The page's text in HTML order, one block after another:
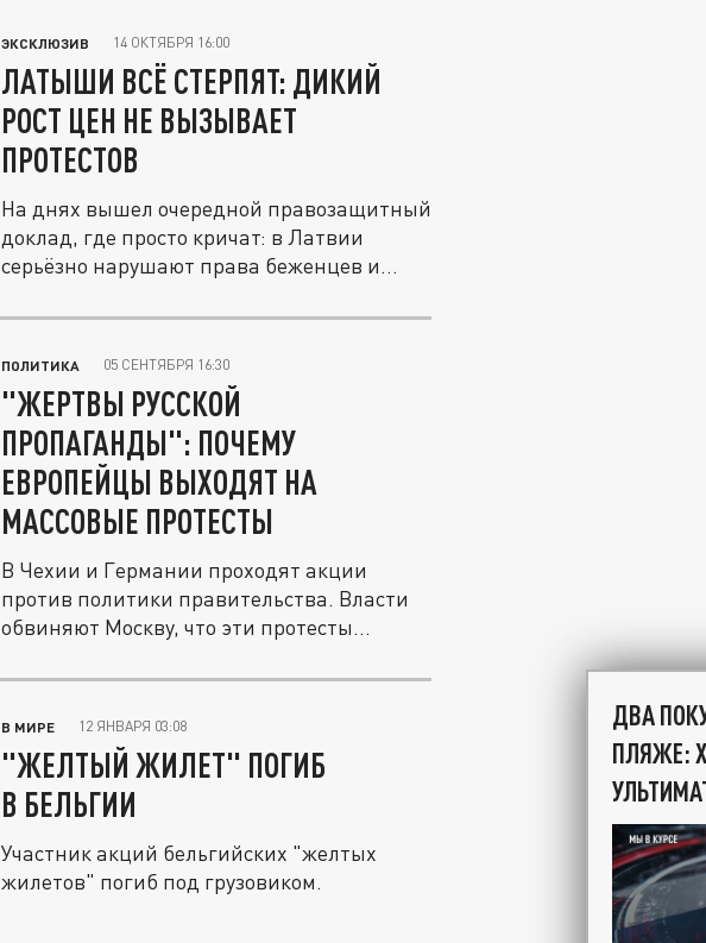
ЭКСКЛЮЗИВ 14 ОКТЯБРЯ 16:00
ЛАТЫШИ ВСЁ СТЕРПЯТ: ДИКИЙ
РОСТ ЦЕН НЕ ВЫЗЫВАЕТ
ПРОТЕСТОВ
На днях вышел очередной правозащитный
доклад, где просто кричат: в Латвии
серьёзно нарушают права беженцев и...
ПОЛИТИКА 05 СЕНТЯБРЯ 16:30
"ЖЕРТВЫ РУССКОЙ
ПРОПАГАНДЫ": ПОЧЕМУ
ЕВРОПЕЙЦЫ ВЫХОДЯТ НА
МАССОВЫЕ ПРОТЕСТЫ
В Чехии и Германии проходят акции
против политики правительства. Власти
обвиняют Москву, что эти протесты...
В МИРЕ 12 ЯНВАРЯ 03:08
"ЖЕЛТЫЙ ЖИЛЕТ" ПОГИБ
В БЕЛЬГИИ
Участник акций бельгийских "желтых
жилетов" погиб под грузовиком.
ДВА
ПЛЯЖЕ: